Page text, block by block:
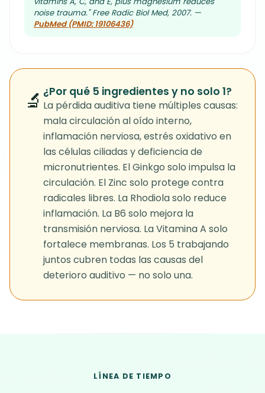
noise trauma." Free Radic Biol Med, 2007. —
PubMed (PMID: 19106436)
🔬 ¿Por qué 5 ingredientes y no solo 1?
La pérdida auditiva tiene múltiples causas:
mala circulación al oído interno,
inflamación nerviosa, estrés oxidativo en
las células ciliadas y deficiencia de
micronutrientes. El Ginkgo solo impulsa la
circulación. El Zinc solo protege contra
radicales libres. La Rhodiola solo reduce
inflamación. La B6 solo mejora la
transmisión nerviosa. La Vitamina A solo
fortalece membranas. Los 5 trabajando
juntos cubren todas las causas del
deterioro auditivo — no solo una.
LÍNEA DE TIEMPO